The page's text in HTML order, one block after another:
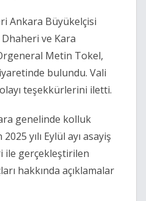
Ankara Büyükelçisi
ve Kara
Metin Tokel,
bulundu. Vali
teşekkürlerini iletti.
genelinde kolluk
yılı Eylül ayı asayiş
ile gerçekleştirilen
hakkında açıklamalar